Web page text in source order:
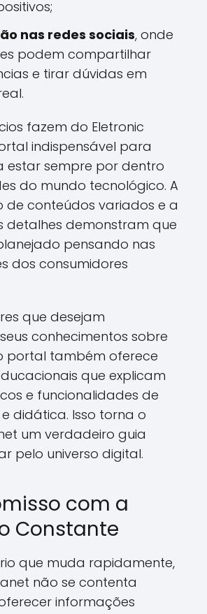
nas redes sociais, onde
podem compartilhar
e tirar dúvidas em
fazem do Eletronic
indispensável para
estar sempre por dentro
do mundo tecnológico. A
conteúdos variados e a
detalhes demonstram que
pensando nas
dos consumidores
que desejam
conhecimentos sobre
portal também oferece
que explicam
e funcionalidades de
didática. Isso torna o
um verdadeiro guia
pelo universo digital.
com a
Constante
que muda rapidamente,
não se contenta
informações